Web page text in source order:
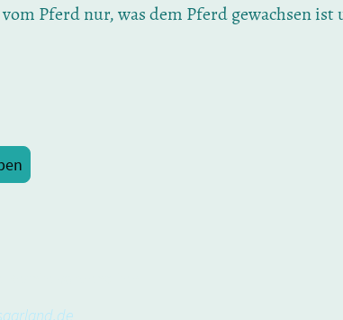
Pferd nur, was dem Pferd gewachsen ist